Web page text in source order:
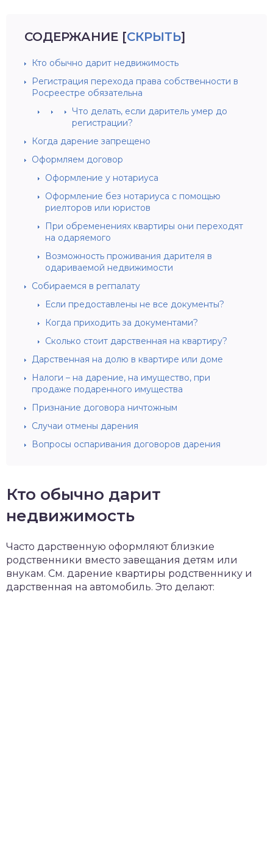
СОДЕРЖАНИЕ [СКРЫТЬ]
Кто обычно дарит недвижимость
Регистрация перехода права собственности в
Росреестре обязательна
Что делать, если даритель умер до
регистрации?
Когда дарение запрещено
Оформляем договор
Оформление у нотариуса
Оформление без нотариуса с помощью
риелторов или юристов
При обременениях квартиры они переходят
на одаряемого
Возможность проживания дарителя в
одариваемой недвижимости
Собираемся в регпалату
Если предоставлены не все документы?
Когда приходить за документами?
Сколько стоит дарственная на квартиру?
Дарственная на долю в квартире или доме
Налоги – на дарение, на имущество, при
продаже подаренного имущества
Признание договора ничтожным
Случаи отмены дарения
Вопросы оспаривания договоров дарения
Кто обычно дарит
недвижимость
Часто дарственную оформляют близкие
родственники вместо завещания детям или
внукам. См. дарение квартиры родственнику и
дарственная на автомобиль. Это делают: